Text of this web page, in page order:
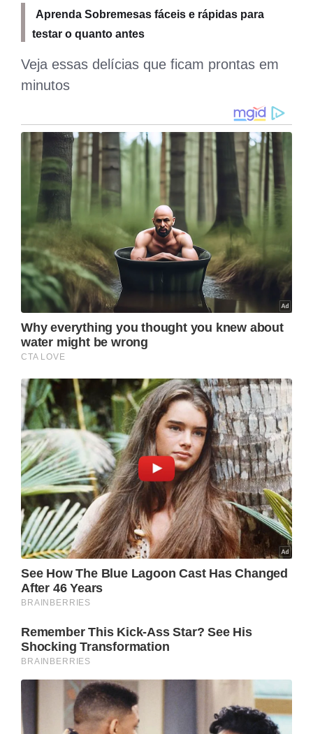
Pavê Tradicional: A sobremesa prática sem
misterios
A sobremesa mais tradicional, separamos
ela sem mistérios e de como deve ser feita